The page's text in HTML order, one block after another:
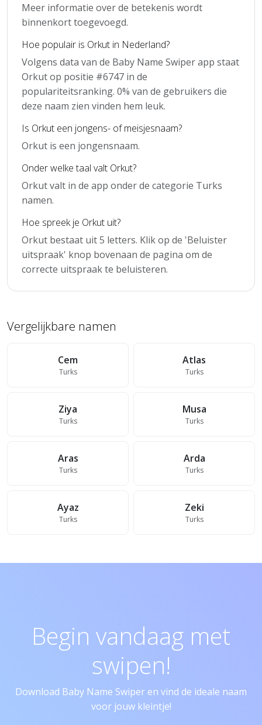
Meer informatie over de betekenis wordt
binnenkort toegevoegd.
Hoe populair is Orkut in Nederland?
Volgens data van de Baby Name Swiper app staat
Orkut op positie #6747 in de
populariteitsranking. 0% van de gebruikers die
deze naam zien vinden hem leuk.
Is Orkut een jongens- of meisjesnaam?
Orkut is een jongensnaam.
Onder welke taal valt Orkut?
Orkut valt in de app onder de categorie Turks
namen.
Hoe spreek je Orkut uit?
Orkut bestaat uit 5 letters. Klik op de 'Beluister
uitspraak' knop bovenaan de pagina om de
correcte uitspraak te beluisteren.
Vergelijkbare namen
Cem
Turks
Atlas
Turks
Ziya
Turks
Musa
Turks
Aras
Turks
Arda
Turks
Ayaz
Turks
Zeki
Turks
Begin vandaag met
swipen!
Download Baby Name Swiper en vind de ideale naam
voor jouw kleintje!